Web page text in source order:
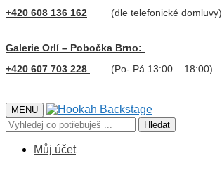
+420 608 136 162
(dle telefonické domluvy)
Galerie Orlí – Pobočka Brno:
+420 607 703 228
(Po- Pá 13:00 – 18:00)
MENU
Hledat: Hledat
Můj účet